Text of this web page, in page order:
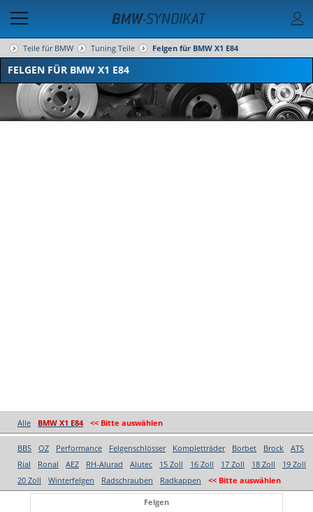
Teile für BMW Tuning Teile Felgen für BMW X1 E84
FELGEN FÜR BMW X1 E84
Alle BMW X1 E84 << Bitte auswählen
BBS OZ Performance Felgenschlösser Kompletträder Borbet Brock
ATS
Rial
Ronal AEZ RH-Alurad Alutec 15 Zoll 16 Zoll 17 Zoll 18 Zoll
19 Zoll
20 Zoll
Winterfelgen Radschrauben Radkappen << Bitte auswählen
Felgen